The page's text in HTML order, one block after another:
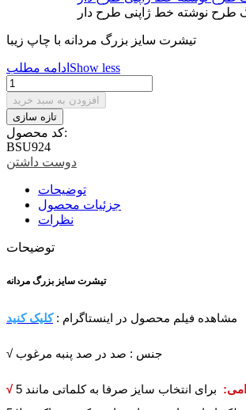
ادامه مطلب Show less
افزودن به سبد خرید
کد محصول:
BSU924
دوست داشتن
توضیحات
جزئیات محصول
نظرات
توضیحات
تیشرت سایز بزرگ مردانه
مشاهده فیلم محصول در اینستاگرام :کلیک کنید
√ جنس : صد در صد پنبه مرغوب
برای انتخاب سایز صرفا به کلماتی مانند 5XL اکتفا